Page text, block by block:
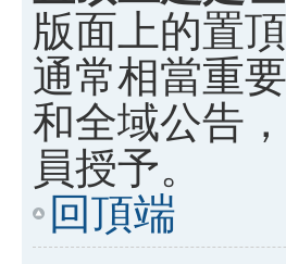
版面上的置
通常相當重
和全域公告
員授予。
回頂端